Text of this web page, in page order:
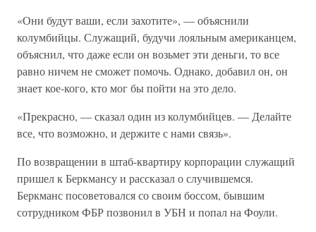
«Они будут ваши, если захотите», — объяснили
колумбийцы. Служащий, будучи лояльным американцем,
объяснил, что даже если он возьмет эти деньги, то все
равно ничем не сможет помочь. Однако, добавил он, он
знает кое-кого, кто мог бы пойти на это дело.
«Прекрасно, — сказал один из колумбийцев. — Делайте
все, что возможно, и держите с нами связь».
По возвращении в штаб-квартиру корпорации служащий
пришел к Беркмансу и рассказал о случившемся.
Беркманс посоветовался со своим боссом, бывшим
сотрудником ФБР позвонил в УБН и попал на Фоули.